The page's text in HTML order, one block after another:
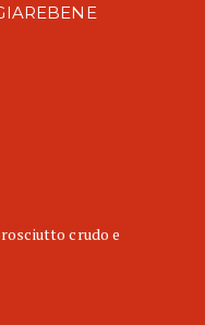
crudo e